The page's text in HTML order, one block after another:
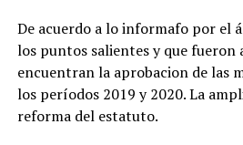
De acuerdo a lo informafo por el
los puntos salientes y que fueron
encuentran la aprobacion de las
los períodos 2019 y 2020. La
reforma del estatuto.